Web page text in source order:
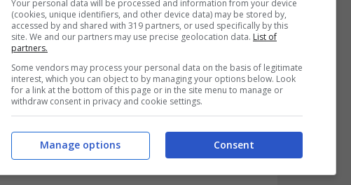
di Poste italiane
dei cittadini
Your personal data will be processed and information from your device
(cookies, unique identifiers, and other device data) may be stored by,
accessed by and shared with 319 partners, or used specifically by this
site. We and our partners may use precise geolocation data. List of
partners.
Some vendors may process your personal data on the basis of legitimate
interest, which you can object to by managing your options below. Look
for a link at the bottom of this page or in the site menu to manage or
withdraw consent in privacy and cookie settings.
Consent
Manage options